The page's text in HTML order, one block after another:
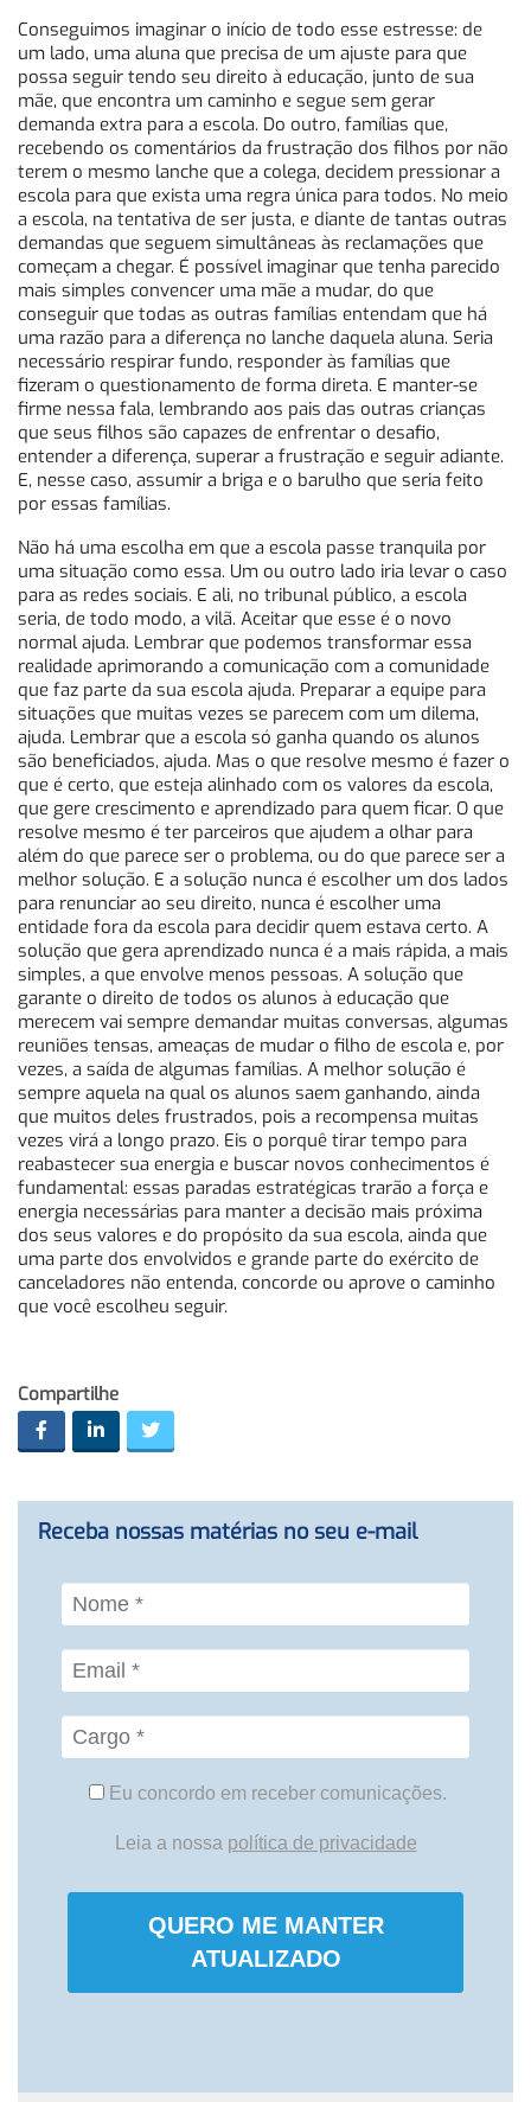
Conseguimos imaginar o início de todo esse estresse: de
um lado, uma aluna que precisa de um ajuste para que
possa seguir tendo seu direito à educação, junto de sua
mãe, que encontra um caminho e segue sem gerar
demanda extra para a escola. Do outro, famílias que,
recebendo os comentários da frustração dos filhos por não
terem o mesmo lanche que a colega, decidem pressionar a
escola para que exista uma regra única para todos. No meio
a escola, na tentativa de ser justa, e diante de tantas outras
demandas que seguem simultâneas às reclamações que
começam a chegar. É possível imaginar que tenha parecido
mais simples convencer uma mãe a mudar, do que
conseguir que todas as outras famílias entendam que há
uma razão para a diferença no lanche daquela aluna. Seria
necessário respirar fundo, responder às famílias que
fizeram o questionamento de forma direta. E manter-se
firme nessa fala, lembrando aos pais das outras crianças
que seus filhos são capazes de enfrentar o desafio,
entender a diferença, superar a frustração e seguir adiante.
E, nesse caso, assumir a briga e o barulho que seria feito
por essas famílias.
Não há uma escolha em que a escola passe tranquila por
uma situação como essa. Um ou outro lado iria levar o caso
para as redes sociais. E ali, no tribunal público, a escola
seria, de todo modo, a vilã. Aceitar que esse é o novo
normal ajuda. Lembrar que podemos transformar essa
realidade aprimorando a comunicação com a comunidade
que faz parte da sua escola ajuda. Preparar a equipe para
situações que muitas vezes se parecem com um dilema,
ajuda. Lembrar que a escola só ganha quando os alunos
são beneficiados, ajuda. Mas o que resolve mesmo é fazer o
que é certo, que esteja alinhado com os valores da escola,
que gere crescimento e aprendizado para quem ficar. O que
resolve mesmo é ter parceiros que ajudem a olhar para
além do que parece ser o problema, ou do que parece ser a
melhor solução. E a solução nunca é escolher um dos lados
para renunciar ao seu direito, nunca é escolher uma
entidade fora da escola para decidir quem estava certo. A
solução que gera aprendizado nunca é a mais rápida, a mais
simples, a que envolve menos pessoas. A solução que
garante o direito de todos os alunos à educação que
merecem vai sempre demandar muitas conversas, algumas
reuniões tensas, ameaças de mudar o filho de escola e, por
vezes, a saída de algumas famílias. A melhor solução é
sempre aquela na qual os alunos saem ganhando, ainda
que muitos deles frustrados, pois a recompensa muitas
vezes virá a longo prazo. Eis o porquê tirar tempo para
reabastecer sua energia e buscar novos conhecimentos é
fundamental: essas paradas estratégicas trarão a força e
energia necessárias para manter a decisão mais próxima
dos seus valores e do propósito da sua escola, ainda que
uma parte dos envolvidos e grande parte do exército de
canceladores não entenda, concorde ou aprove o caminho
que você escolheu seguir.
Compartilhe
Receba nossas matérias no seu e-mail
Eu concordo em receber comunicações.
Leia a nossa política de privacidade
QUERO ME MANTER
ATUALIZADO